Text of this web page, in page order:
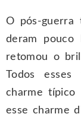
O pós-guerra
deram pouco
retomou o
Todos
charme
esse charme